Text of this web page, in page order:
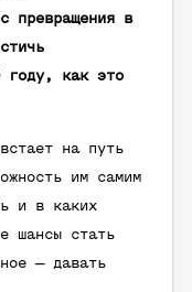
превращения в
году, как это
на путь
им самим
и в каких
шансы стать
— давать